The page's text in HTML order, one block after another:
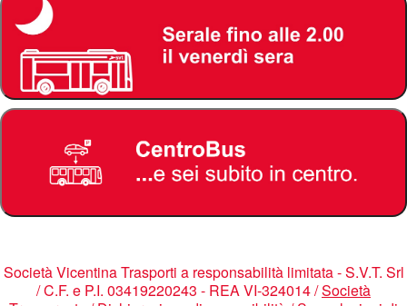
Società Vicentina Trasporti a responsabilità limitata - S.V.T. Srl
/ C.F. e P.I. 03419220243 - REA VI-324014 /Società